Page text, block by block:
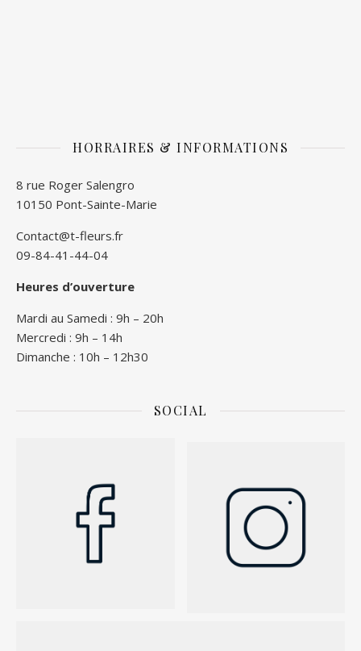
HORRAIRES & INFORMATIONS
8 rue Roger Salengro
10150 Pont-Sainte-Marie
Contact@t-fleurs.fr
09-84-41-44-04
Heures d’ouverture
Mardi au Samedi : 9h – 20h
Mercredi : 9h – 14h
Dimanche : 10h – 12h30
SOCIAL